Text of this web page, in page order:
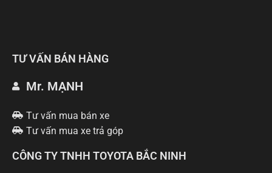
TƯ VẤN BÁN HÀNG
Mr. MẠNH
Tư vấn mua bán xe
Tư vấn mua xe trả góp
CÔNG TY TNHH TOYOTA BẮC NINH